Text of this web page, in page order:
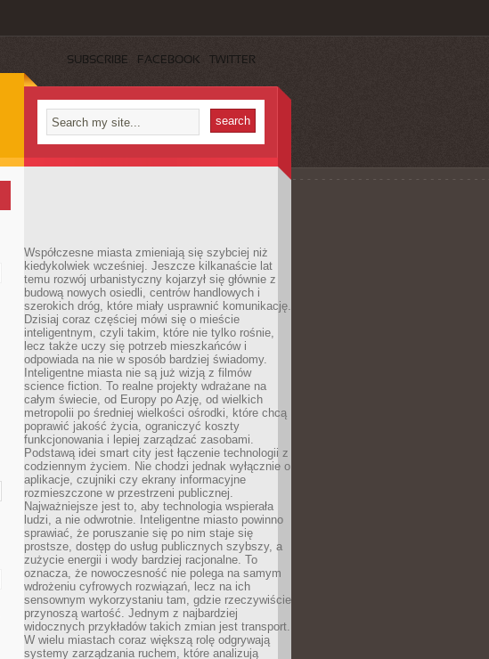
SUBSCRIBE FACEBOOK TWITTER
Współczesne miasta zmieniają się szybciej niż
kiedykolwiek wcześniej. Jeszcze kilkanaście lat
temu rozwój urbanistyczny kojarzył się głównie z
budową nowych osiedli, centrów handlowych i
szerokich dróg, które miały usprawnić komunikację.
Dzisiaj coraz częściej mówi się o mieście
inteligentnym, czyli takim, które nie tylko rośnie,
lecz także uczy się potrzeb mieszkańców i
odpowiada na nie w sposób bardziej świadomy.
Inteligentne miasta nie są już wizją z filmów
science fiction. To realne projekty wdrażane na
całym świecie, od Europy po Azję, od wielkich
metropolii po średniej wielkości ośrodki, które chcą
poprawić jakość życia, ograniczyć koszty
funkcjonowania i lepiej zarządzać zasobami.
Podstawą idei smart city jest łączenie technologii z
codziennym życiem. Nie chodzi jednak wyłącznie o
aplikacje, czujniki czy ekrany informacyjne
rozmieszczone w przestrzeni publicznej.
Najważniejsze jest to, aby technologia wspierała
ludzi, a nie odwrotnie. Inteligentne miasto powinno
sprawiać, że poruszanie się po nim staje się
prostsze, dostęp do usług publicznych szybszy, a
zużycie energii i wody bardziej racjonalne. To
oznacza, że nowoczesność nie polega na samym
wdrożeniu cyfrowych rozwiązań, lecz na ich
sensownym wykorzystaniu tam, gdzie rzeczywiście
przynoszą wartość. Jednym z najbardziej
widocznych przykładów takich zmian jest transport.
W wielu miastach coraz większą rolę odgrywają
systemy zarządzania ruchem, które analizują